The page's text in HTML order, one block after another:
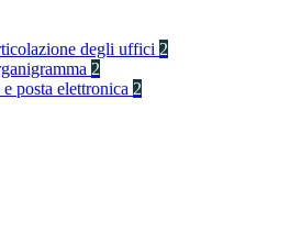
degli uffici 2
2
posta elettronica 2